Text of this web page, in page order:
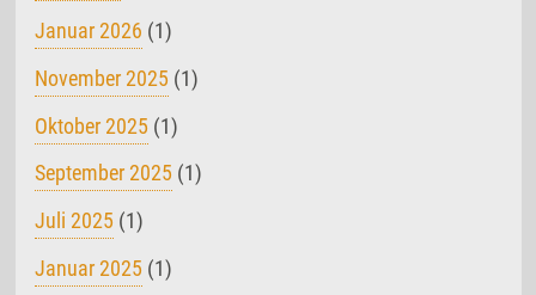
Januar 2026 (1)
November 2025 (1)
Oktober 2025 (1)
September 2025 (1)
Juli 2025 (1)
Januar 2025 (1)